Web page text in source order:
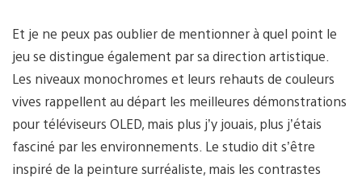
Et je ne peux pas oublier de mentionner à quel point le
jeu se distingue également par sa direction artistique.
Les niveaux monochromes et leurs rehauts de couleurs
vives rappellent au départ les meilleures démonstrations
pour téléviseurs OLED, mais plus j’y jouais, plus j’étais
fasciné par les environnements. Le studio dit s’être
inspiré de la peinture surréaliste, mais les contrastes